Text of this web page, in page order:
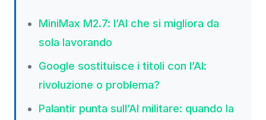
MiniMax M2.7: l’AI che si migliora da
sola lavorando
Google sostituisce i titoli con l’AI:
rivoluzione o problema?
Palantir punta sull’AI militare: quando la